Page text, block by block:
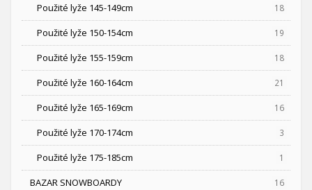
Použité lyže 145-149cm 18
Použité lyže 150-154cm 19
Použité lyže 155-159cm 18
Použité lyže 160-164cm 21
Použité lyže 165-169cm 16
Použité lyže 170-174cm 3
Použité lyže 175-185cm 1
BAZAR SNOWBOARDY 16